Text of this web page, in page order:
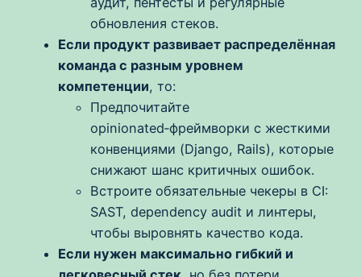
обновления стеков.
Если продукт развивает распределённая
команда с разным уровнем
компетенции, то:
Предпочитайте
opinionated‑фреймворки с жесткими
конвенциями (Django, Rails), которые
снижают шанс критичных ошибок.
Встроите обязательные чекеры в CI:
SAST, dependency audit и линтеры,
чтобы выровнять качество кода.
Если нужен максимально гибкий и